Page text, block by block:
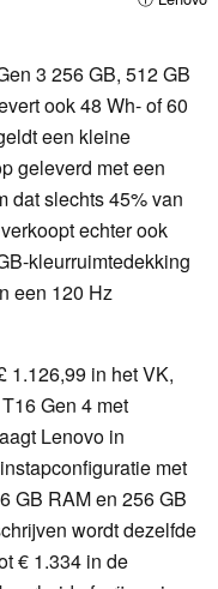
3 256 GB, 512 GB
ook 48 Wh- of 60
een kleine
geleverd met een
dat slechts 45% van
echter ook
kleurruimtedekking
een 120 Hz
1.126,99 in het VK,
Gen 4 met
Lenovo in
met
GB RAM en 256 GB
wordt dezelfde
€ 1.334 in de